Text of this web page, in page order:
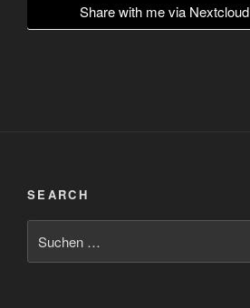
Share with me via Nextcloud
SEARCH
nach: